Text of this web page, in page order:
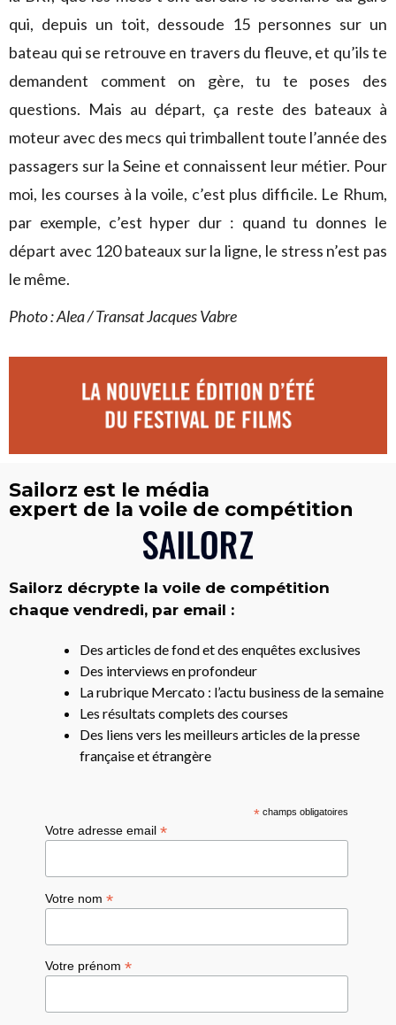
qui, depuis un toit, dessoude 15 personnes sur un
bateau qui se retrouve en travers du fleuve, et qu’ils te
demandent comment on gère, tu te poses des
questions. Mais au départ, ça reste des bateaux à
moteur avec des mecs qui trimballent toute l’année des
passagers sur la Seine et connaissent leur métier. Pour
moi, les courses à la voile, c’est plus difficile. Le Rhum,
par exemple, c’est hyper dur : quand tu donnes le
départ avec 120 bateaux sur la ligne, le stress n’est pas
le même.
Photo : Alea / Transat Jacques Vabre
Sailorz est le média
expert de la voile de compétition
Sailorz décrypte la voile de compétition
chaque vendredi, par email :
Des articles de fond et des enquêtes exclusives
Des interviews en profondeur
La rubrique Mercato : l’actu business de la semaine
Les résultats complets des courses
Des liens vers les meilleurs articles de la presse
française et étrangère
*champs obligatoires
Votre adresse email*
Votre nom*
Votre prénom*